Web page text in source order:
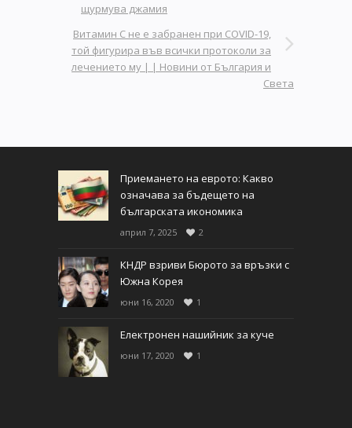
щурмува джамия
Витамин С не е забранен при COVID-19,
той фигурира във всички протоколи за
лечението му | | Новини от България и
Света
Приемането на еврото: Какво
означава за бъдещето на
българската икономика
април 7, 2025 2
КНДР взриви Бюрото за връзки с
Южна Корея
юни 16, 2020 1
Електронен нашийник за куче
юни 17, 2020 1